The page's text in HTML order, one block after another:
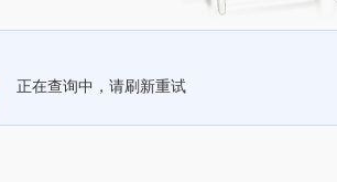
正在查询中，请刷新重试